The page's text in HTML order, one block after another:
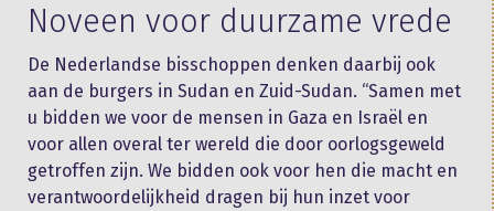
Noveen voor duurzame vrede
De Nederlandse bisschoppen denken daarbij ook
aan de burgers in Sudan en Zuid-Sudan. “Samen met
u bidden we voor de mensen in Gaza en Israël en
voor allen overal ter wereld die door oorlogsgeweld
getroffen zijn. We bidden ook voor hen die macht en
verantwoordelijkheid dragen bij hun inzet voor